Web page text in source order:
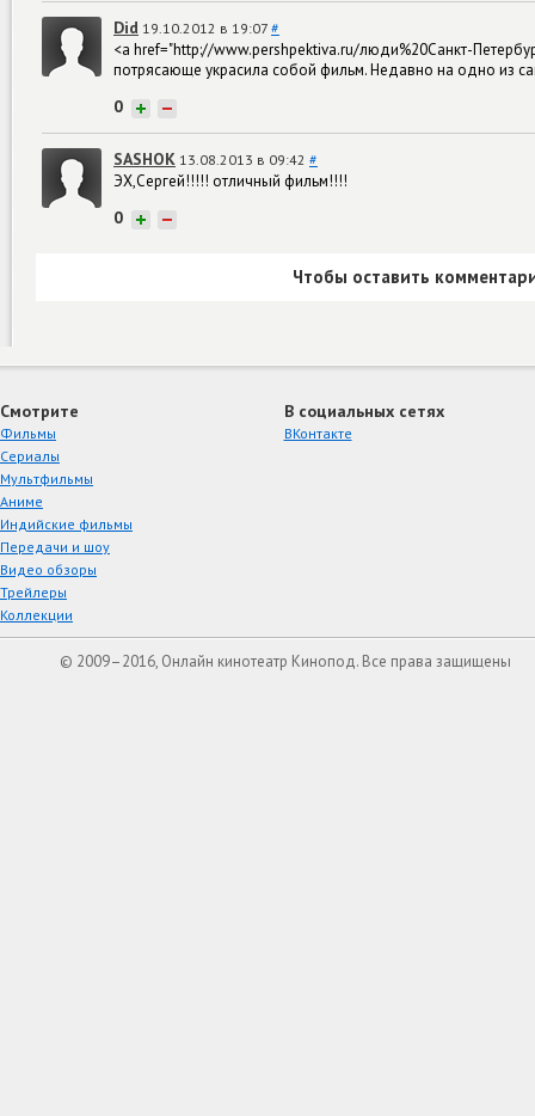
Did 19.10.2012 в 19:07 #
<a href="http://www.pershpektiva.ru/люди%20Санкт-
потрясающе украсила собой фильм. Недавно на одно из
0 + −
SASHOK 13.08.2013 в 09:42 #
ЭХ,Сергей!!!!! отличный фильм!!!!
0 + −
Чтобы оставить
Смотрите
Фильмы
Сериалы
Мультфильмы
Аниме
Индийские фильмы
Передачи и шоу
Видео обзоры
Трейлеры
Коллекции
В социальных сетях
ВКонтакте
© 2009–2016, Онлайн кинотеатр Кинопод. Все права защищены